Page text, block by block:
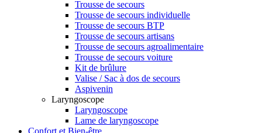
Trousse de secours
Trousse de secours individuelle
Trousse de secours BTP
Trousse de secours artisans
Trousse de secours agroalimentaire
Trousse de secours voiture
Kit de brûlure
Valise / Sac à dos de secours
Aspivenin
Laryngoscope
Laryngoscope
Lame de laryngoscope
Confort et Bien-être